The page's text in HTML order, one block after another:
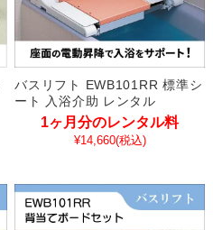
バスリフト EWB101RR 標準シ
ート 入浴介助 レンタル
1ヶ月分のレンタル料
¥14,660(税込)